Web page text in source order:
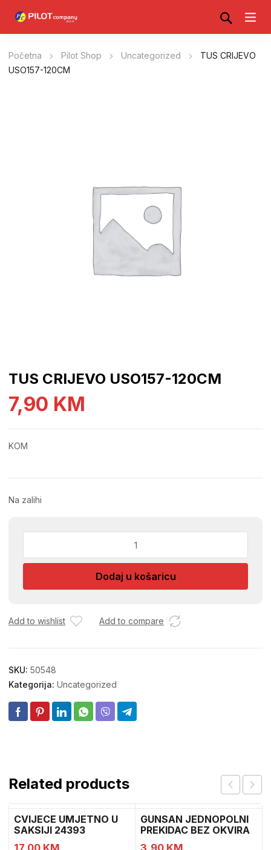
Početna Pilot Shop Uncategorized
TUS CRIJEVO
USO157-120CM
TUS CRIJEVO USO157-120CM
7,90 KM
KOM
Na zalihi
USO157-
količina
Dodaj u košaricu
Add to wishlist Add to compare
SKU: 50548
Kategorija: Uncategorized
Related products
CVIJECE UMJETNO U
SAKSIJI 24393
CH52439
17,00 KM
GUNSAN JEDNOPOLNI
PREKIDAC BEZ OKVIRA
11
3,90 KM